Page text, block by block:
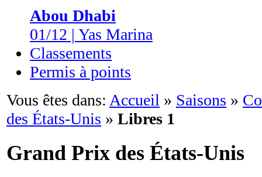
Abou Dhabi
01/12 | Yas Marina
Classements
Permis à points
Vous êtes dans: Accueil » Saisons »
des États-Unis » Libres 1
Grand Prix des États-Unis